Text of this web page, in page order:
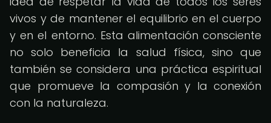
vivos y de mantener el equilibrio en el cuerpo
y en el entorno. Esta alimentación consciente
no solo beneficia la salud física, sino que
también se considera una práctica espiritual
que promueve la compasión y la conexión
con la naturaleza.